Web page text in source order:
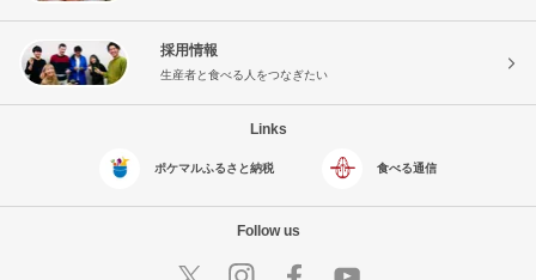
採用情報
生産者と食べる人をつなぎたい
Links
ポケマルふるさと納税 食べる通信
Follow us